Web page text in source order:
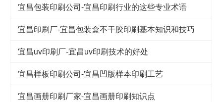
宜昌包装印刷公司-宜昌印刷行业的这些专业术语
宜昌印刷厂-宜昌包装盒不干胶印刷基本知识和技巧
宜昌uv印刷厂-宜昌uv印刷技术的好处
宜昌样板印刷公司-宜昌凹版样本印刷工艺
宜昌画册印刷厂家-宜昌画册印刷知识点